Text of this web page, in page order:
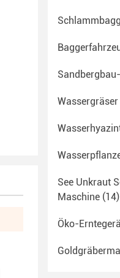
Wassergräser
See Unkraut
Maschine (14)
Öko-